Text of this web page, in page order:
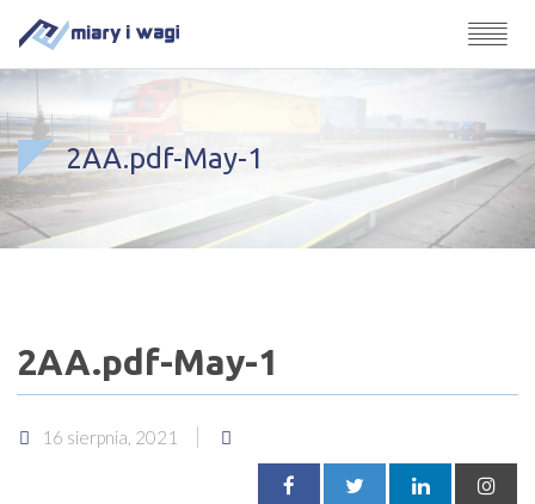
2AA.pdf-May-1
2AA.pdf-May-1
16 sierpnia, 2021